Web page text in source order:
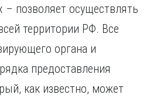
– позволяет осуществлять
территории РФ. Все
органа и
предоставления
как известно, может